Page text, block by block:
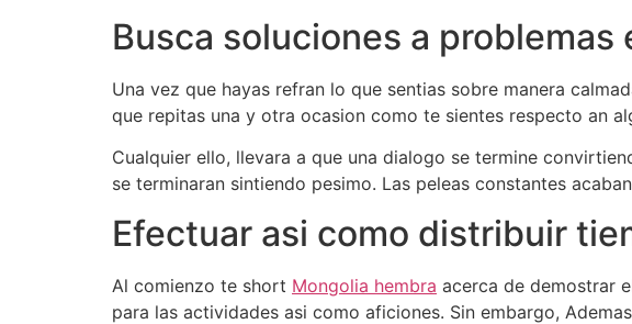
Busca soluciones a problemas
Una vez que hayas refran lo que sentias sobre manera
que repitas una y otra ocasion como te sientes respecto an
Cualquier ello, llevara a que una dialogo se termine
se terminaran sintiendo pesimo. Las peleas constantes
Efectuar asi­ como distribuir
Al comienzo te short Mongolia hembra acerca de demostrar
para las actividades asi­ como aficiones. Sin embargo,